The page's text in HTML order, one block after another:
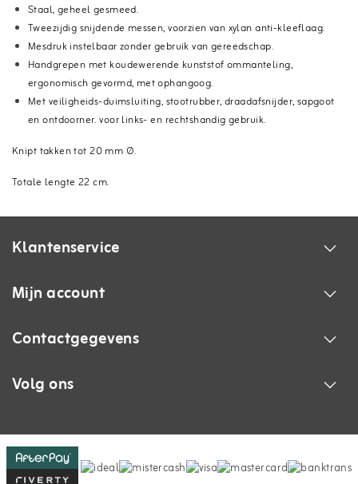
Staal, geheel gesmeed.
Tweezijdig snijdende messen, voorzien van xylan anti-kleeflaag.
Mesdruk instelbaar zonder gebruik van gereedschap.
Handgrepen met koudewerende kunststof ommanteling,
ergonomisch gevormd, met ophangoog.
Met veiligheids-duimsluiting, stootrubber, draadafsnijder, sapgoot
en ontdoorner. voor links- en rechtshandig gebruik.
Knipt takken tot 20 mm Ø.
Totale lengte 22 cm.
Klantenservice
Mijn account
Contactgegevens
Volg ons